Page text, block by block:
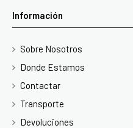
Información
Sobre Nosotros
Donde Estamos
Contactar
Transporte
Devoluciones